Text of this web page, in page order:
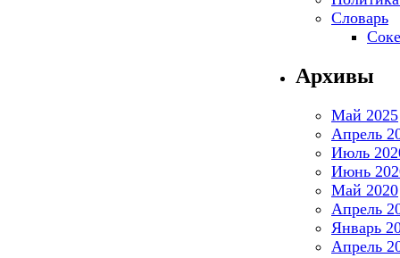
Словарь
Архивы
Май 2025
Апрель
Июль
Июнь
Май 2020
Апрель
Январь
Апрель